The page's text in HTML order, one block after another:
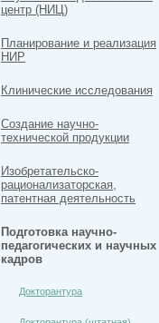
центр (НИЦ)
Планирование и реализация
НИР
Клинические исследования
Создание научно-
технической продукции
Изобретательско-
рационализаторская,
патентная деятельность
Подготовка научно-
педагогических и научных
кадров
Докторантура